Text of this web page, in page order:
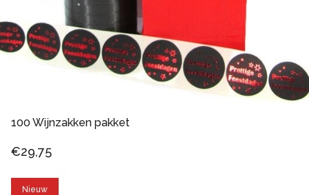
100 Wijnzakken pakket
€29,75
Nieuw